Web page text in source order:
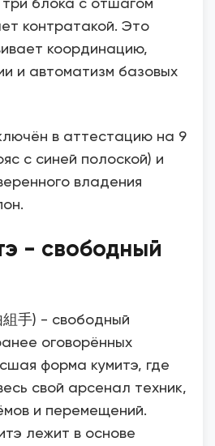
контратакой. Это
координацию,
и автоматизм базовых
в аттестацию на 9
с синей полоской) и
владения
- свободный
手) - свободный
оговорённых
форма кумитэ, где
свой арсенал техник,
и перемещений.
лежит в основе